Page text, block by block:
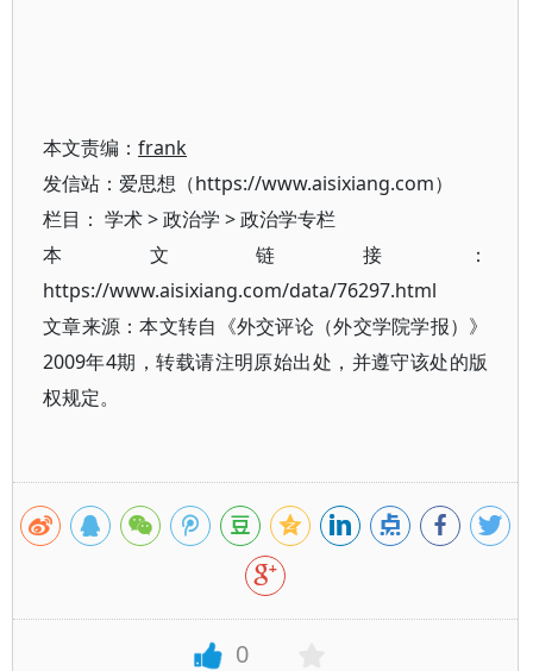
本文责编： frank
发信站：爱思想（https://www.aisixiang.com）
栏目： 学术>政治学 >政治学专栏
本文链接：
https://www.aisixiang.com/data/76297.html
文章来源：本文转自《外交评论（外交学院学报）》
2009年4期，转载请注明原始出处，并遵守该处的版
权规定。
0